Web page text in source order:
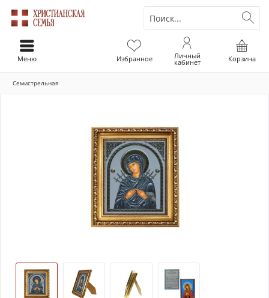
Корзина
Избранное Личный
кабинет
Меню
Семистрельная